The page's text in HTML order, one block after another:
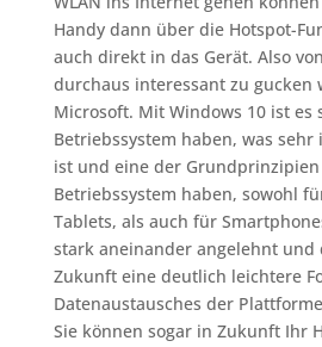
Handy dann über die Hotspot-
auch direkt in das Gerät. Also
durchaus interessant zu gucken
Microsoft. Mit Windows 10 ist es
Betriebssystem haben, was
ist und eine der Grundprinzipien
Betriebssystem haben, sowohl
Tablets, als auch für
stark aneinander angelehnt und
Zukunft eine deutlich leichtere
Datenaustausches der
Sie können sogar in Zukunft Ihr